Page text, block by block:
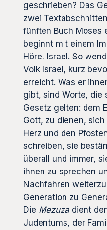
geschrieben? Das
zwei
fünften Buch Moses
beginnt mit einem
Höre, Israel. So
Volk Israel, kurz
erreicht. Was er
gibt, sind Worte, die
Gesetz gelten: dem
Gott, zu dienen,
Herz und den
schreiben, sie
überall und immer,
ihnen zu sprechen
Nachfahren
Generation zu
Die Mezuza dient
Judentums, der